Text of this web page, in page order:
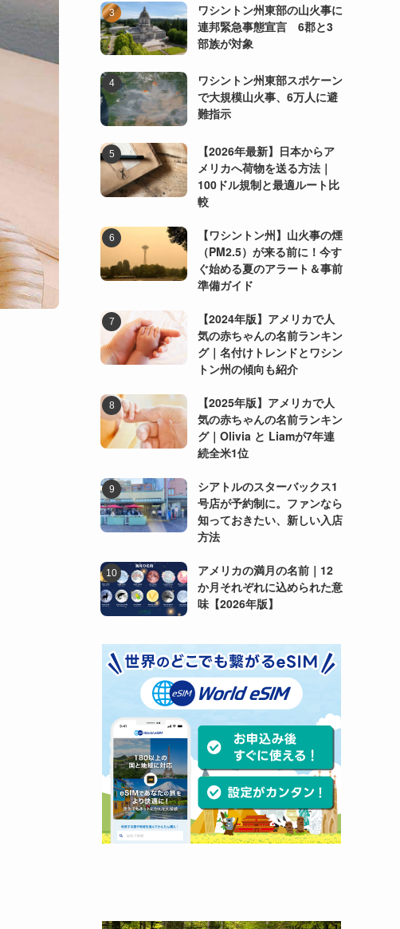
ワシントン州東部の山火事に
連邦緊急事態宣言 6郡と3
部族が対象
ワシントン州東部スポケーン
で大規模山火事、6万人に避
難指示
【2026年最新】日本からア
メリカへ荷物を送る方法｜
100ドル規制と最適ルート比
較
【ワシントン州】山火事の煙
（PM2.5）が来る前に！今す
ぐ始める夏のアラート＆事前
準備ガイド
【2024年版】アメリカで人
気の赤ちゃんの名前ランキン
グ｜名付けトレンドとワシン
トン州の傾向も紹介
【2025年版】アメリカで人
気の赤ちゃんの名前ランキン
グ｜Olivia と Liamが7年連
続全米1位
シアトルのスターバックス1
号店が予約制に。ファンなら
知っておきたい、新しい入店
方法
アメリカの満月の名前｜12
か月それぞれに込められた意
味【2026年版】